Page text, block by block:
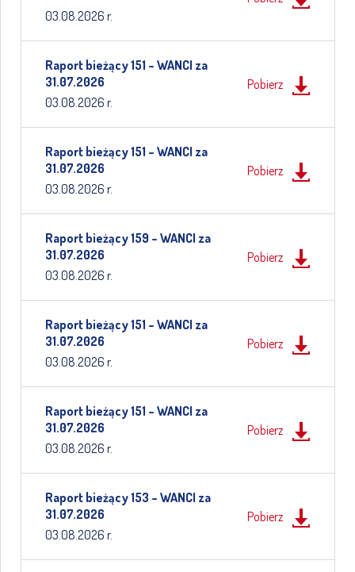
03.08.2026 r.
Raport bieżący 151 – WANCI za
31.07.2026
03.08.2026 r.
Pobierz
Raport bieżący 151 – WANCI za
31.07.2026
03.08.2026 r.
Pobierz
Raport bieżący 159 – WANCI za
31.07.2026
03.08.2026 r.
Pobierz
Raport bieżący 151 – WANCI za
31.07.2026
03.08.2026 r.
Pobierz
Raport bieżący 151 – WANCI za
31.07.2026
03.08.2026 r.
Pobierz
Raport bieżący 153 – WANCI za
31.07.2026
03.08.2026 r.
Pobierz